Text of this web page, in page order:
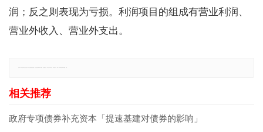
润；反之则表现为亏损。利润项目的组成有营业利润、
营业外收入、营业外支出。
政府专项债券补充资本「提速基建对债券的影响」